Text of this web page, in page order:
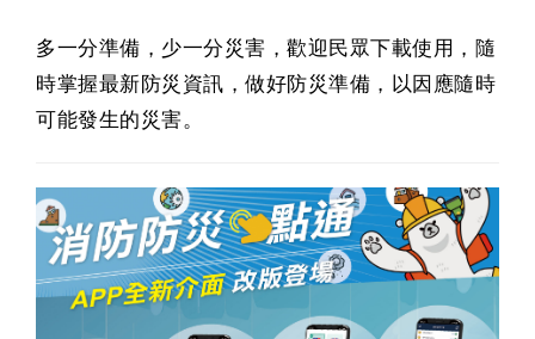
多一分準備，少一分災害，歡迎民眾下載使用，隨
時掌握最新防災資訊，做好防災準備，以因應隨時
可能發生的災害。